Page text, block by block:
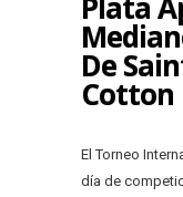
De
Cotton
El Torneo
día de